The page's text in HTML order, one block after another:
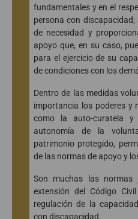
fundamentales y en el
persona con
de necesidad y
apoyo que, en su caso,
para el ejercicio de su
de condiciones con los
Dentro de las medidas
importancia los poderes y
como la auto-curatela
autonomía de la
patrimonio protegido,
de las normas de apoyo y
Son muchas las
extensión del Código
regulación de la
con discapacidad.